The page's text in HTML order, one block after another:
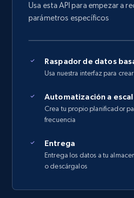
Usa esta API para empezar a
parámetros específicos
Raspador de datos
Usa nuestra interfaz para
Automatización a
Crea tu propio planificador
frecuencia
Entrega
Entrega los datos a tu
o descárgalos